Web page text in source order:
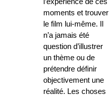
l’expérience de ces
moments et trouver
le film lui-même. Il
n’a jamais été
question d’illustrer
un thème ou de
prétendre définir
objectivement une
réalité. Les choses